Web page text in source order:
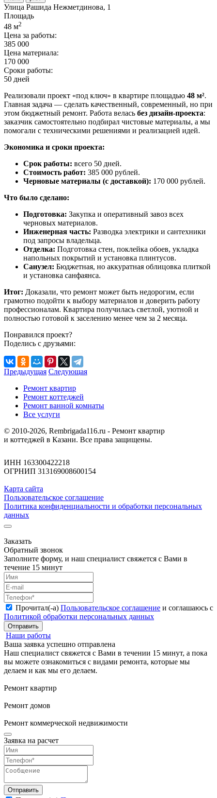
Улица Рашида Нежметдинова, 1
Площадь
48 м2
Цена за работы:
385 000
Цена материала:
170 000
Сроки работы:
50 дней
Реализовали проект «под ключ» в квартире площадью 48 м².
Главная задача — сделать качественный, современный, но при
этом бюджетный ремонт. Работа велась без дизайн-проекта:
заказчик самостоятельно подбирал чистовые материалы, а мы
помогали с техническими решениями и реализацией идей.
Экономика и сроки проекта:
Срок работы: всего 50 дней.
Стоимость работ: 385 000 рублей.
Черновые материалы (с доставкой): 170 000 рублей.
Что было сделано:
Подготовка: Закупка и оперативный завоз всех
черновых материалов.
Инженерная часть: Разводка электрики и сантехники
под запросы владельца.
Отделка: Подготовка стен, поклейка обоев, укладка
напольных покрытий и установка плинтусов.
Санузел: Бюджетная, но аккуратная облицовка плиткой
и установка санфаянса.
Итог: Доказали, что ремонт может быть недорогим, если
грамотно подойти к выбору материалов и доверить работу
профессионалам. Квартира получилась светлой, уютной и
полностью готовой к заселению менее чем за 2 месяца.
Понравился проект?
Поделись с друзьями:
Предыдущая Следующая
Ремонт квартир
Ремонт коттеджей
Ремонт ванной комнаты
Все услуги
© 2010-2026, Rembrigada116.ru - Ремонт квартир
и коттеджей в Казани. Все права защищены.
ИНН 163300422218
ОГРНИП 313169008600154
Карта сайта
Пользовательское соглашение
Политика конфиденциальности и обработки персональных
данных
Заказать
Обратный звонок
Заполните форму, и наш специалист свяжется с Вами в
течение 15 минут
Прочитал(-а) Пользовательское соглашение и соглашаюсь с
Политикой обработки персональных данных
Отправить
Наши работы
Ваша заявка успешно отправлена
Наш специалист свяжется с Вами в течении 15 минут, а пока
вы можете ознакомиться с видами ремонта, которые мы
делаем и как мы его делаем.
Ремонт квартир
Ремонт домов
Ремонт коммерческой недвижимости
Заявка на расчет
Отправить